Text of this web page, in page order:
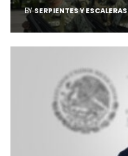
BY SERPIENTES Y ESCALERAS